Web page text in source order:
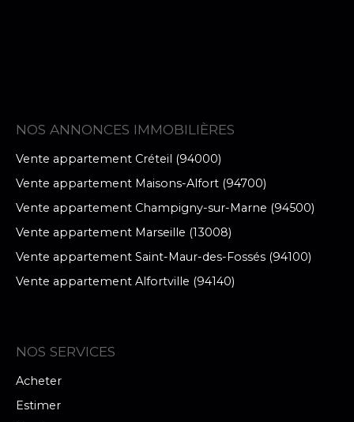
NOS ANNONCES IMMOBILIÈRES
Vente appartement Créteil (94000)
Vente appartement Maisons-Alfort (94700)
Vente appartement Champigny-sur-Marne (94500)
Vente appartement Marseille (13008)
Vente appartement Saint-Maur-des-Fossés (94100)
Vente appartement Alfortville (94140)
NOS SERVICES
Acheter
Estimer